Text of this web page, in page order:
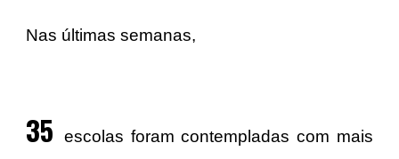
Nas últimas semanas,
35
escolas foram contempladas com mais